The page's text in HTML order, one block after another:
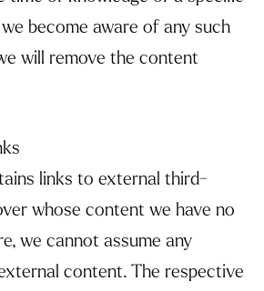
become aware of any such
will remove the content
links to external third-
whose content we have no
we cannot assume any
content. The respective